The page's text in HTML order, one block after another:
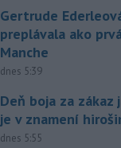
Gertrude
preplávala ako
Manche
dnes 5:39
Deň boja za zákaz
je v znamení
dnes 5:55